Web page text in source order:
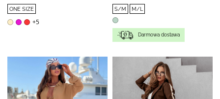
ONE SIZE
+5
S/M M/L
Darmowa dostawa